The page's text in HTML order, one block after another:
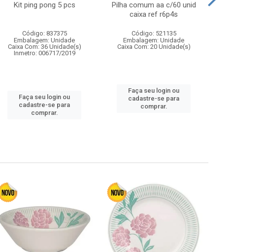
Kit ping pong 5 pcs
Código: 837375
Embalagem: Unidade
Caixa Com: 36 Unidade(s)
Inmetro: 006717/2019
Faça seu login ou
cadastre-se para
comprar.
Pilha comum aa c/60 unid
caixa ref r6p4s
Código: 521135
Embalagem: Unidade
Caixa Com: 20 Unidade(s)
Faça seu login ou
cadastre-se para
comprar.